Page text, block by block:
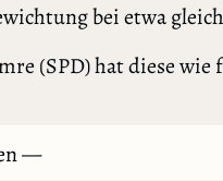
bei etwa
(SPD) hat diese
—